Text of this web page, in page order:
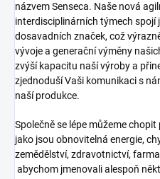
názvem Senseca. Naše nová
interdisciplinárních týmech spojí
dosavadních značek, což
vývoje a generační výměny
zvýší kapacitu naší výroby a
zjednoduší Vaši komunikaci s
naší produkce.
Společně se lépe můžeme
jako jsou obnovitelná energie,
zemědělství, zdravotnictví,
abychom jmenovali alespoň